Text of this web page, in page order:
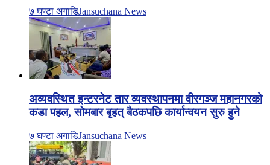
७ घण्टा अगाडिJansuchana News
अव्यवस्थित इन्टरनेट तार व्यवस्थापनमा वीरगञ्ज महानगरको
कडा पहल, सोमबार बृहत् बैठकपछि कार्यान्वयन सुरु हुने
७ घण्टा अगाडिJansuchana News